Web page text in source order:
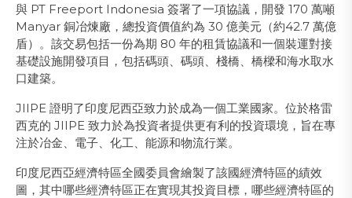
與 PT Freeport Indonesia 簽署了一項協議，開發 170 萬噸
Manyar 銅冶煉廠，總投資價值約為 30 億美元（約42.7 萬億
盾）。該交易包括一份為期 80 年的租賃協議和一個裝運對接
基礎設施開發項目，包括碼頭、碼頭、棧橋、橋樑和海水取水
口建築。
JIIPE 證明了印度尼西亞致力於成為一個工業國家。位於格雷
西克的 JIIPE 致力於為投資者提供更有利的投資環境，旨在專
注於冶金、電子、化工、能源和物流行業。
印度尼西亞經濟特區全國委員會繪製了該國經濟特區的績效
圖，其中哪些經濟特區正在實現其投資目標，哪些經濟特區的